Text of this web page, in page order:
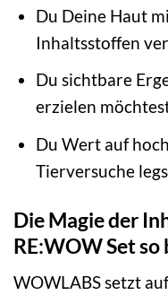
Du Deine Haut
Inhaltsstoffen
Du sichtbare
erzielen
Du Wert auf
Tierversuche
Die Magie der
RE:WOW Set
WOWLABS setzt